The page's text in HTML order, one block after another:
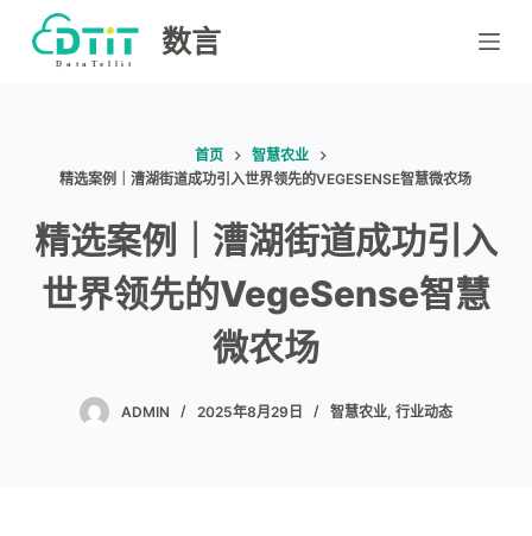
跳
过
数言
首页
智慧农业
精选案例｜漕湖街道成功引入世界领先的VEGESENSE智慧微农场
精选案例｜漕湖街道成功引入
世界领先的VegeSense智慧
微农场
ADMIN 2025年8月29日 智慧农业, 行业动态